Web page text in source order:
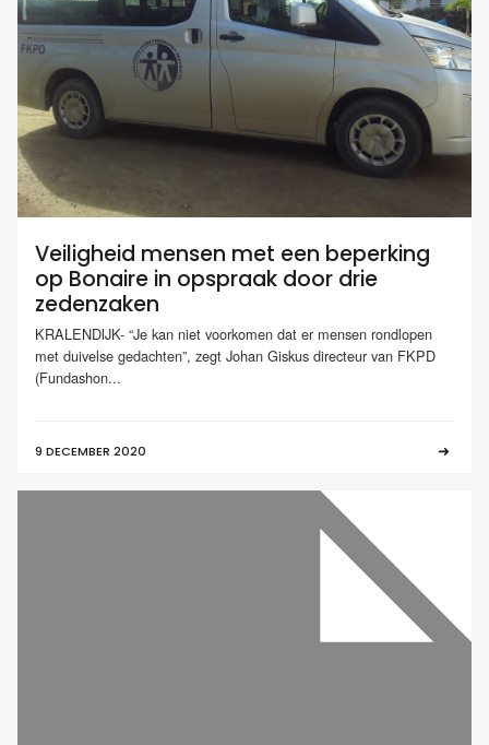
Veiligheid mensen met een beperking
op Bonaire in opspraak door drie
zedenzaken
KRALENDIJK- “Je kan niet voorkomen dat er mensen rondlopen
met duivelse gedachten”, zegt Johan Giskus directeur van FKPD
(Fundashon...
9 DECEMBER 2020